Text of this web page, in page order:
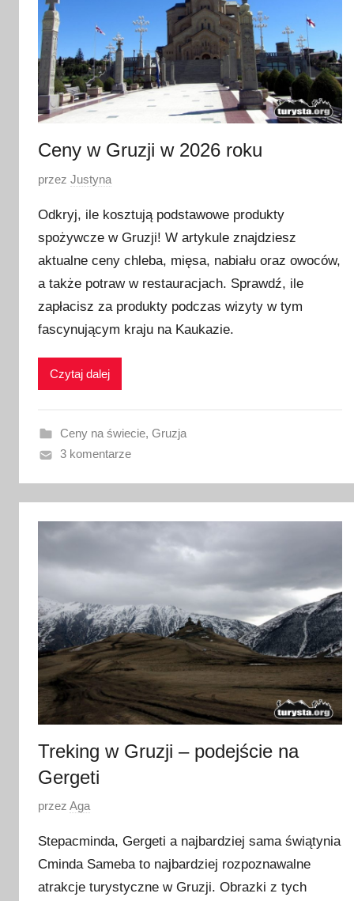
Ceny w Gruzji w 2026 roku
O
u
b
l
i
k
o
7
r
3
przez Justyna
Odkryj, ile kosztują podstawowe produkty
spożywcze w Gruzji! W artykule znajdziesz
aktualne ceny chleba, mięsa, nabiału oraz owoców,
a także potraw w restauracjach. Sprawdź, ile
zapłacisz za produkty podczas wizyty w tym
fascynującym kraju na Kaukazie.
Czytaj dalej
Ceny na świecie, Gruzja
3 komentarze
Treking w Gruzji – podejście na
Gergeti
O
u
b
l
przez Aga
Stepacminda, Gergeti a najbardziej sama świątynia
Cminda Sameba to najbardziej rozpoznawalne
atrakcje turystyczne w Gruzji. Obrazki z tych